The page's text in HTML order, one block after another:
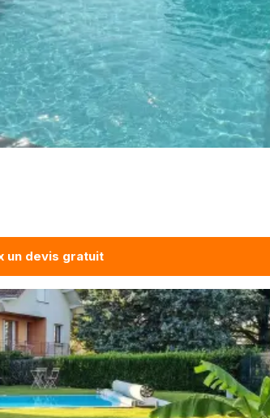
un devis gratuit